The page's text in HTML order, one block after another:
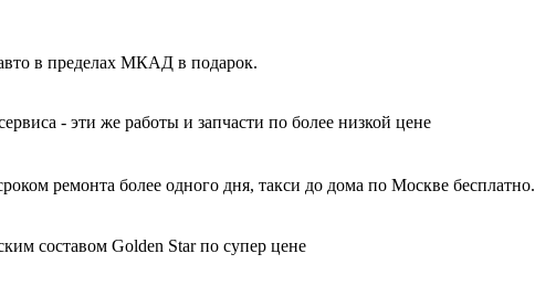
в пределах МКАД в подарок.
- эти же работы и запчасти по более низкой цене
ремонта более одного дня, такси до дома по Москве бесплатно.
составом Golden Star по супер цене